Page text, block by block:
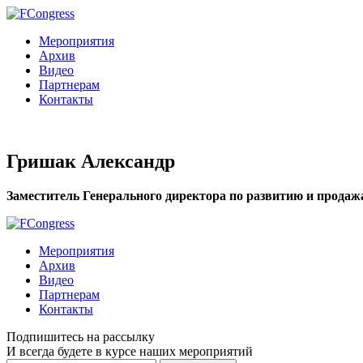
Мероприятия
Архив
Видео
Партнерам
Контакты
Гришак Александр
Заместитель Генерального директора по развитию и
Мероприятия
Архив
Видео
Партнерам
Контакты
Подпишитесь на рассылку
И всегда будете в курсе наших мероприятий